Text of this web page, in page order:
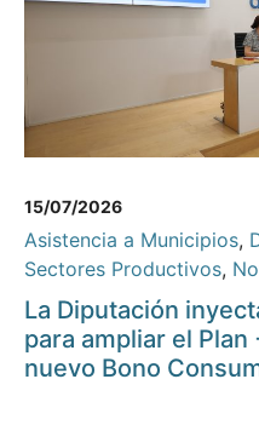
15/07/2026
Asistencia a Municipios,
Sectores Productivos,
La Diputación
para ampliar el
nuevo Bono